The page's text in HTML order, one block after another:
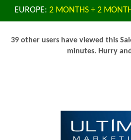
EUROPE: 2 MONTHS + 2
39 other users have viewed this
minutes. Hurry